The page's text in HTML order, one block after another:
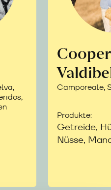
Camporeale,
Produkte:
Getreide,
Nüsse,